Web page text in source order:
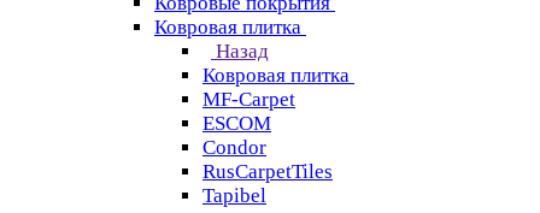
Ковровая плитка
Назад
Ковровая плитка
MF-Carpet
ESCOM
Condor
RusCarpetTiles
Tapibel